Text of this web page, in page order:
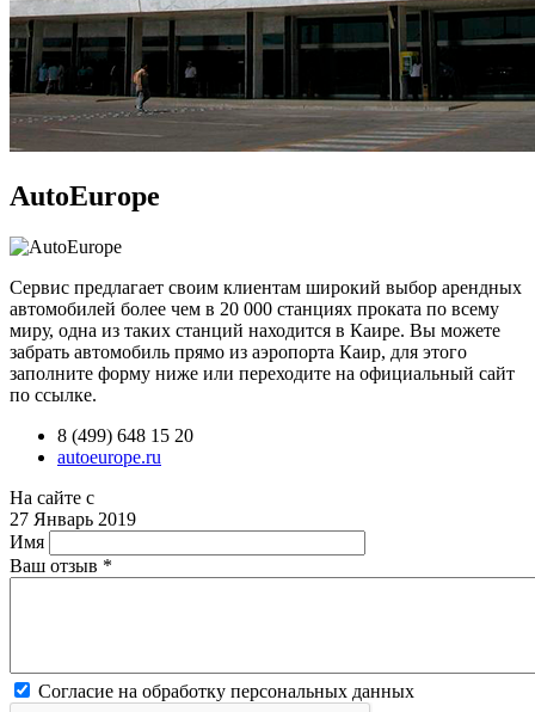
AutoEurope
Сервис предлагает своим клиентам широкий выбор арендных
автомобилей более чем в 20 000 станциях проката по всему
миру, одна из таких станций находится в Каире. Вы можете
забрать автомобиль прямо из аэропорта Каир, для этого
заполните форму ниже или переходите на официальный сайт
по ссылке.
8 (499) 648 15 20
autoeurope.ru
На сайте с
27 Январь 2019
Имя
Ваш отзыв *
Согласие на обработку персональных данных